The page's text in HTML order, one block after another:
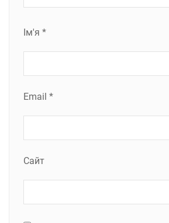
Ім'я *
Email *
Сайт